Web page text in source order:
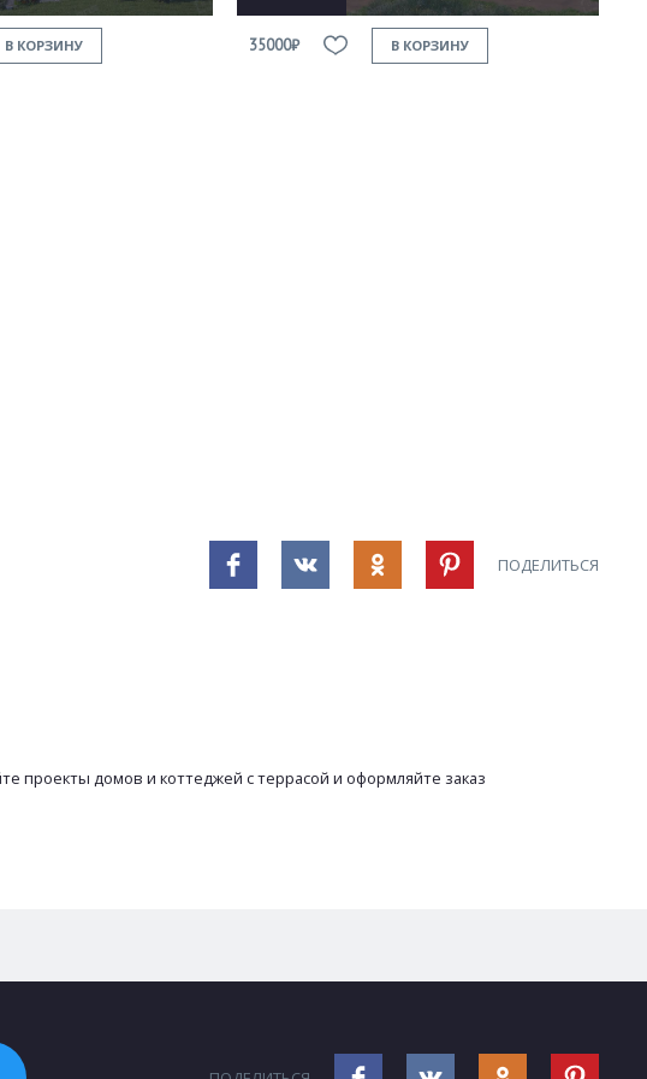
В КОРЗИНУ 35000₽ В КОРЗИНУ
ПОДЕЛИТЬСЯ
проекты домов и коттеджей с террасой и оформляйте заказ